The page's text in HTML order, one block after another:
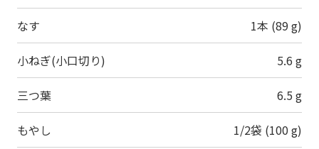
なす 1本 (89 g)
小ねぎ(小口切り) 5.6 g
三つ葉 6.5 g
もやし 1/2袋 (100 g)